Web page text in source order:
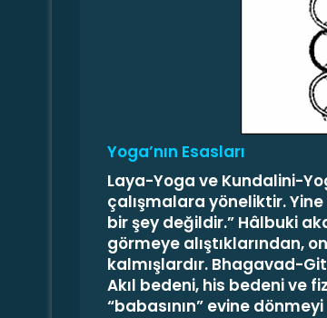
Yoga’nın Esasları
Laya-Yoga ve Kundalini-
çalışmalara yöneliktir.
bir şey değildir.” Hâlbuki
gör­meye alıştıklarından,
kalmışlardır. Bhagavad-
Akıl bedeni, his bedenive
“babasının” evine